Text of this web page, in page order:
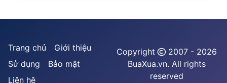
Trang chủ
Giới thiệu
Sử dụng
Bảo mật
Liên hệ
Copyright
2007 - 2026
BuaXua.vn. All rights
reserved